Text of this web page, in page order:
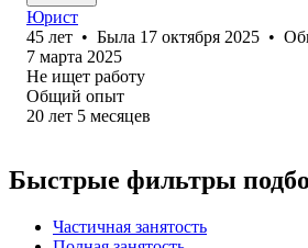
Юрист
45 лет • Была 17 октября 2025 •
7 марта 2025
Не ищет работу
Общий опыт
20 лет 5 месяцев
Быстрые фильтры
Частичная занятость